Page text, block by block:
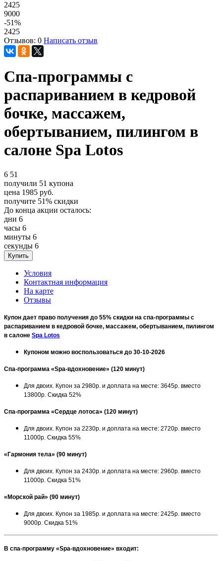
2425
9000
-51%
2425
Отзывов: 0 Написать отзыв
Спа-программы с
распариванием в кедровой
бочке, массажем,
обертыванием, пилингом в
салоне Spa Lotos
6 51
получили 51 купона
цена 1985 руб.
получите 51% скидки
До конца акции осталось:
дни 6
часы 6
минуты 6
секунды 6
Условия
Контактная информация
На карте
Отзывы
Купон дает право получения до 55% скидки на спа-программы с
распариванием в кедровой бочке, массажем, обертыванием, пилингом
в салоне Spa Lotos
Купоном можно воспользоваться до 30-10-2026
Спа-программа «Spa-вдохновение» (120 минут)
Для двоих. Купон за 2980р. и доплата на месте: 3645р. вместо
13800р. Скидка 52%
Спа-программа «Сердце лотоса» (120 минут)
Для двоих. Купон за 2230р. и доплата на месте: 2720р. вместо
11000р. Скидка 55%
«Гармония тела» (90 минут)
Для двоих. Купон за 2430р. и доплата на месте: 2960р. вместо
11000р. Скидка 51%
«Морской рай» (90 минут)
Для двоих. Купон за 1985р. и доплата на месте: 2425р. вместо
9000р. Скидка 51%
В спа-программу «Spa-вдохновение» входит: